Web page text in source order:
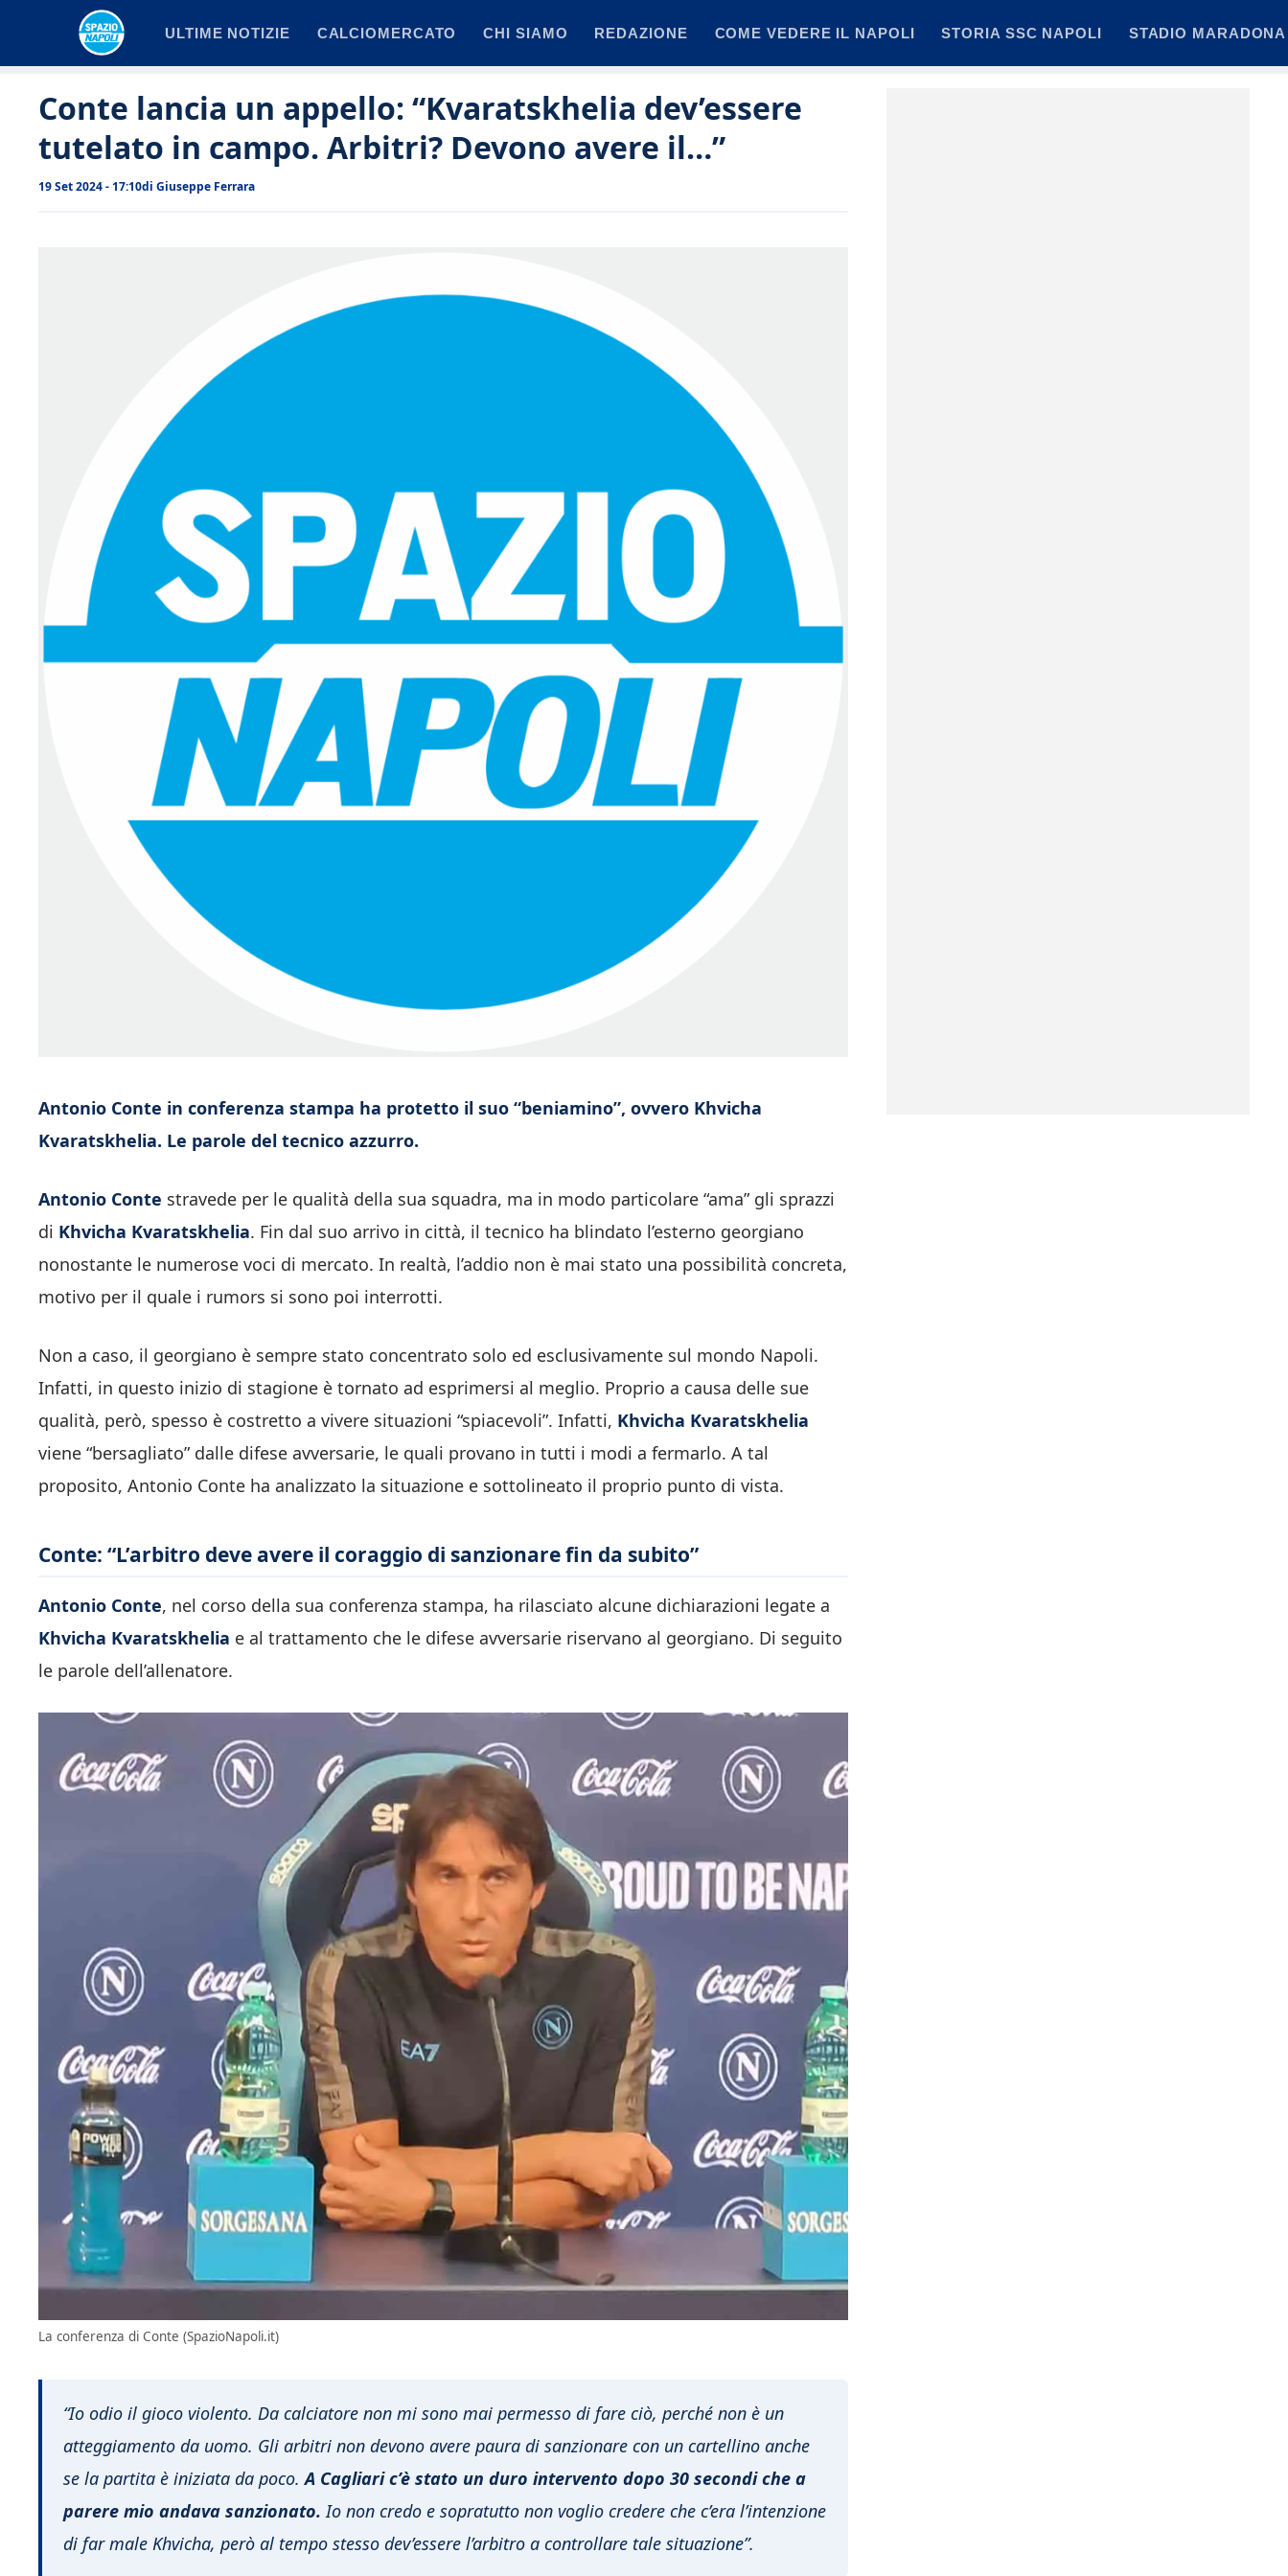
ULTIME NOTIZIE CALCIOMERCATO CHI SIAMO REDAZIONE COME VEDERE IL NAPOLI STORIA SSC NAPOLI STADIO MARADONA
Conte lancia un appello: “Kvaratskhelia dev’essere
tutelato in campo. Arbitri? Devono avere il…”
19 Set 2024 - 17:10di Giuseppe Ferrara
Antonio Conte in conferenza stampa ha protetto il suo “beniamino”, ovvero Khvicha
Kvaratskhelia. Le parole del tecnico azzurro.
Antonio Conte stravede per le qualità della sua squadra, ma in modo particolare “ama” gli sprazzi
di Khvicha Kvaratskhelia. Fin dal suo arrivo in città, il tecnico ha blindato l’esterno georgiano
nonostante le numerose voci di mercato. In realtà, l’addio non è mai stato una possibilità concreta,
motivo per il quale i rumors si sono poi interrotti.
Non a caso, il georgiano è sempre stato concentrato solo ed esclusivamente sul mondo Napoli.
Infatti, in questo inizio di stagione è tornato ad esprimersi al meglio. Proprio a causa delle sue
qualità, però, spesso è costretto a vivere situazioni “spiacevoli”. Infatti, Khvicha Kvaratskhelia
viene “bersagliato” dalle difese avversarie, le quali provano in tutti i modi a fermarlo. A tal
proposito, Antonio Conte ha analizzato la situazione e sottolineato il proprio punto di vista.
Conte: “L’arbitro deve avere il coraggio di sanzionare fin da subito”
Antonio Conte, nel corso della sua conferenza stampa, ha rilasciato alcune dichiarazioni legate a
Khvicha Kvaratskhelia e al trattamento che le difese avversarie riservano al georgiano. Di seguito
le parole dell’allenatore.
La conferenza di Conte (SpazioNapoli.it)
“Io odio il gioco violento. Da calciatore non mi sono mai permesso di fare ciò, perché non è un
atteggiamento da uomo. Gli arbitri non devono avere paura di sanzionare con un cartellino anche
se la partita è iniziata da poco.A Cagliari c’è stato un duro intervento dopo 30 secondi che a
parere mio andava sanzionato. Io non credo e sopratutto non voglio credere che c’era l’intenzione
di far male Khvicha, però al tempo stesso dev’essere l’arbitro a controllare tale situazione”.